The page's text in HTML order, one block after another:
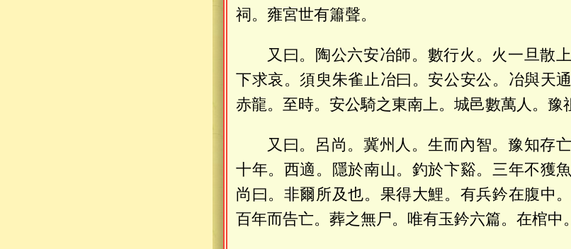
祠。雍宮世有簫聲。
又曰。陶公六安冶師。數行火。火一旦散
下求哀。須臾朱雀止冶曰。安公安公。冶與天
赤龍。至時。安公騎之東南上。城邑數萬人。豫
又曰。呂尚。冀州人。生而內智。豫知存
十年。西適。隱於南山。釣於卞谿。三年不獲
尚曰。非爾所及也。果得大鯉。有兵鈐在腹中
百年而告亡。葬之無尸。唯有玉鈐六篇。在棺中。